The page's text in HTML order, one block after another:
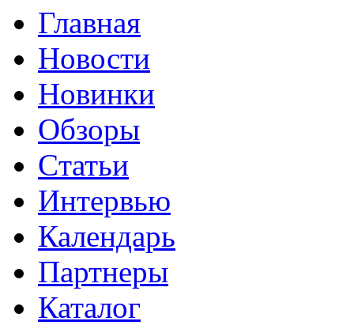
Главная
Новости
Новинки
Обзоры
Cтатьи
Интервью
Календарь
Партнеры
Каталог